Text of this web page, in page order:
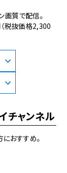
画質で配信。
税抜価格2,300
チャンネル
おすすめ。